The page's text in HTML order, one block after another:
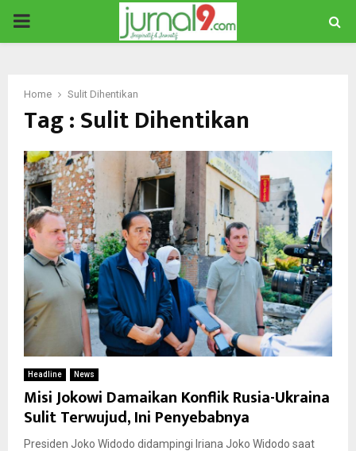
PRIMARY
Home Sulit Dihentikan
Tag : Sulit Dihentikan
Headline News
Misi Jokowi Damaikan Konflik Rusia-Ukraina
Sulit Terwujud, Ini Penyebabnya
Presiden Joko Widodo didampingi Iriana Joko Widodo saat